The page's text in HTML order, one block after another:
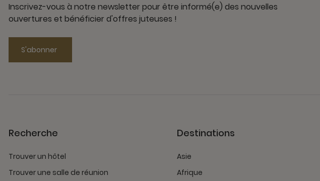
Inscrivez-vous à notre newsletter pour être informé(e) des nouvelles
ouvertures et bénéficier d'offres juteuses !
S'abonner
Recherche
Trouver un hôtel
Trouver une salle de réunion
Destinations
Asie
Afrique